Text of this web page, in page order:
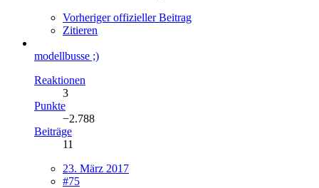
Vorheriger offizieller Beitrag
Zitieren
modellbusse ;)
Reaktionen
3
Punkte
−2.788
Beiträge
11
23. März 2017
#75